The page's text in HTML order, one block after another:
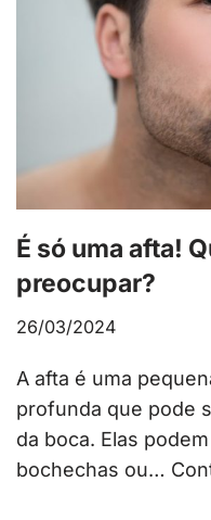
É só uma afta!
preocupar?
26/03/2024
A afta é uma
profunda que pode
da boca. Elas
bochechas ou…